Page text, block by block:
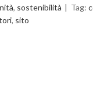
, sostenibilità Tag:
, sito